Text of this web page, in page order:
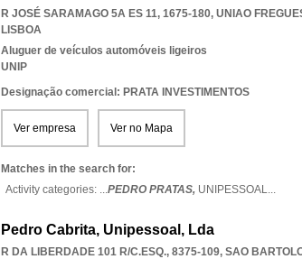
R JOSÉ SARAMAGO 5A ES 11, 1675-180, UNIAO
LISBOA
Aluguer de veículos automóveis ligeiros
UNIP
Designação comercial: PRATA INVESTIMENTOS
Ver empresa Ver no Mapa
Matches in the search for:
Activity categories: ...PEDRO PRATAS, UNIPESSOAL...
Pedro Cabrita, Unipessoal, Lda
R DA LIBERDADE 101 R/C.ESQ., 8375-109, SAO